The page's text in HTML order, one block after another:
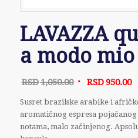
LAVAZZA
a modo mio
RSD1,050.00 Originalna
bila:
RSD950.00
Susret brazilske arabike i
aromatičnog espresa
notama, malo začinjenog.